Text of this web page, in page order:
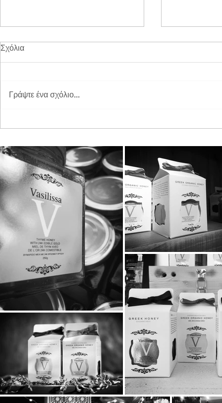
Exports Awards 2026
ξεχωριστή
Σχόλια
Γράψτε ένα σχόλιο...